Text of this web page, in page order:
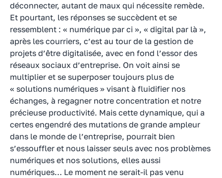
déconnecter, autant de maux qui nécessite remède.
Et pourtant, les réponses se succèdent et se
ressemblent : « numérique par ci », « digital par là »,
après les courriers, c’est au tour de la gestion de
projets d’être digitalisée, avec en fond l’essor des
réseaux sociaux d’entreprise. On voit ainsi se
multiplier et se superposer toujours plus de
« solutions numériques » visant à fluidifier nos
échanges, à regagner notre concentration et notre
précieuse productivité. Mais cette dynamique, qui a
certes engendré des mutations de grande ampleur
dans le monde de l’entreprise, pourrait bien
s’essouffler et nous laisser seuls avec nos problèmes
numériques et nos solutions, elles aussi
numériques… Le moment ne serait-il pas venu